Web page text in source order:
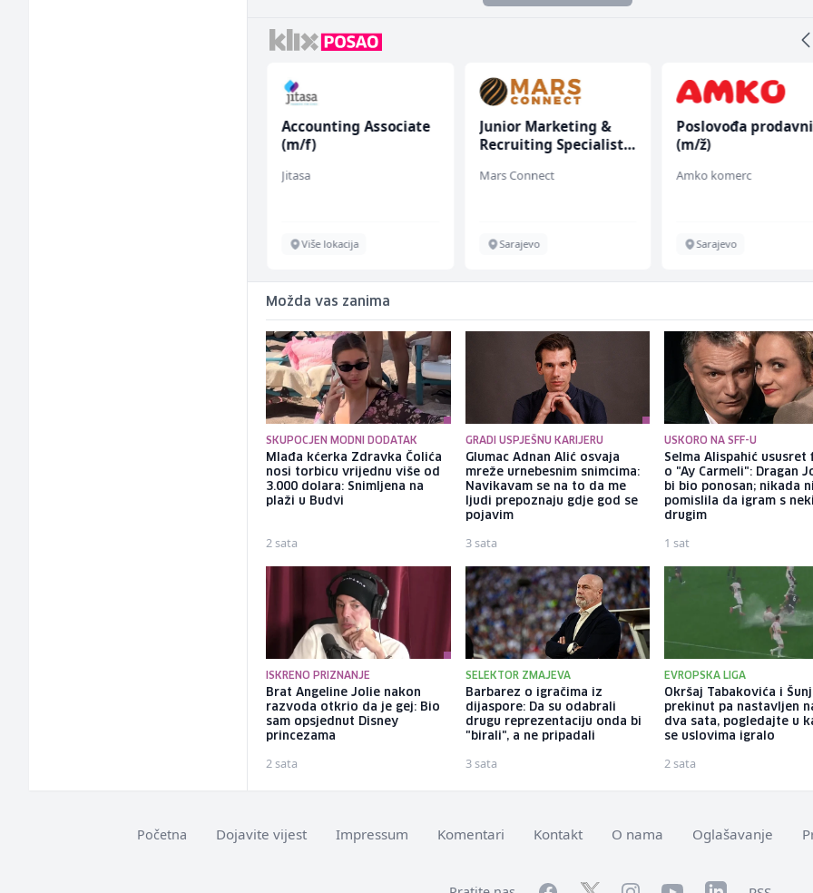
Accounting Associate
(m/f)
Jitasa
Više lokacija
Junior Marketing &
Recruiting Specialist
Mars Connect
Sarajevo
Poslovođa
(m/ž)
Amko komerc
Sarajevo
Možda vas zanima
SKUPOCJEN MODNI DODATAK
Mlađa kćerka Zdravka Čolića
nosi torbicu vrijednu više od
3.000 dolara: Snimljena na
plaži u Budvi
2 sata
GRADI USPJEŠNU KARIJERU
Glumac Adnan Alić osvaja
mreže urnebesnim snimcima:
Navikavam se na to da me
ljudi prepoznaju gdje god se
pojavim
3 sata
USKORO NA SFF-U
Selma Alispahić ususret
o "Ay Carmeli": Dragan
bi bio ponosan; nikada
pomislila da igram s
drugim
1 sat
ISKRENO PRIZNANJE
Brat Angeline Jolie nakon
razvoda otkrio da je gej: Bio
sam opsjednut Disney
princezama
2 sata
SELEKTOR ZMAJEVA
Barbarez o igračima iz
dijaspore: Da su odabrali
drugu reprezentaciju onda bi
"birali", a ne pripadali
3 sata
EVROPSKA LIGA
Okršaj Tabakovića i
prekinut pa nastavljen
dva sata, pogledajte u
se uslovima igralo
2 sata
Početna Dojavite vijest Impressum Komentari Kontakt O nama Oglašavanje